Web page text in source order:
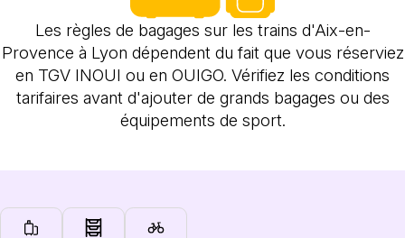
Les règles de bagages sur les trains d'Aix-en-
Provence à Lyon dépendent du fait que vous réserviez
en TGV INOUI ou en OUIGO. Vérifiez les conditions
tarifaires avant d'ajouter de grands bagages ou des
équipements de sport.